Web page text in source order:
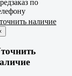
по
наличие